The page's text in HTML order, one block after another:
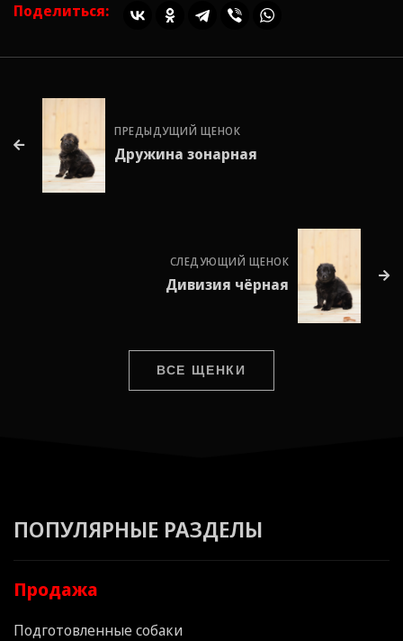
Поделиться:
ПРЕДЫДУЩИЙ ЩЕНОК
Дружина зонарная
СЛЕДУЮЩИЙ ЩЕНОК
Дивизия чёрная
ВСЕ ЩЕНКИ
ПОПУЛЯРНЫЕ РАЗДЕЛЫ
Продажа
Подготовленные собаки